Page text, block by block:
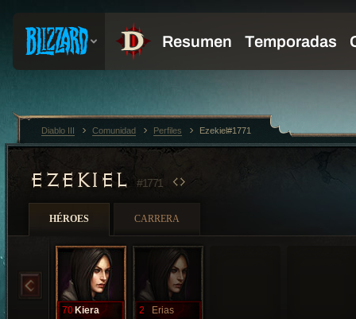
EZEKIEL#1771
HÉROES CARRERA
70 Kiera 2 Erias
Diablo III Comunidad Perfiles Ezekiel#1771